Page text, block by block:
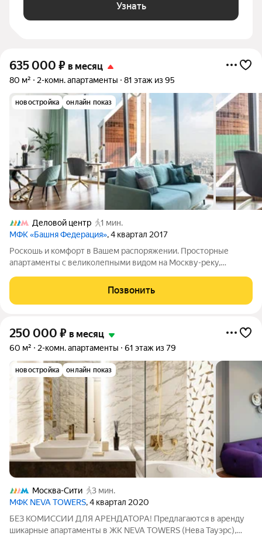
Узнать
635 000 ₽ в месяц
80 м² 2-комн. апартаменты 81 этаж из 95
новостройка онлайн показ
Деловой центр
1 мин.
МФК «Башня Федерация», 4 квартал 2017
Роскошь и комфорт в Вашем распоряжении. Просторные
апартаменты с великолепными видом на Москву-реку,
и другие достопримечательно столицы. - SMART-TV Samsung в
гостиной и спальне -
Позвонить
250 000 ₽ в месяц
60 м² 2-комн. апартаменты 61 этаж из 79
новостройка онлайн показ
Москва-Сити
3 мин.
МФК NEVA TOWERS, 4 квартал 2020
БЕЗ КОМИССИИ ДЛЯ АРЕНДАТОРА! Предлагаются в аренду
шикарные апартаменты в ЖК NEVA TOWERS (Нева Тауэрс),